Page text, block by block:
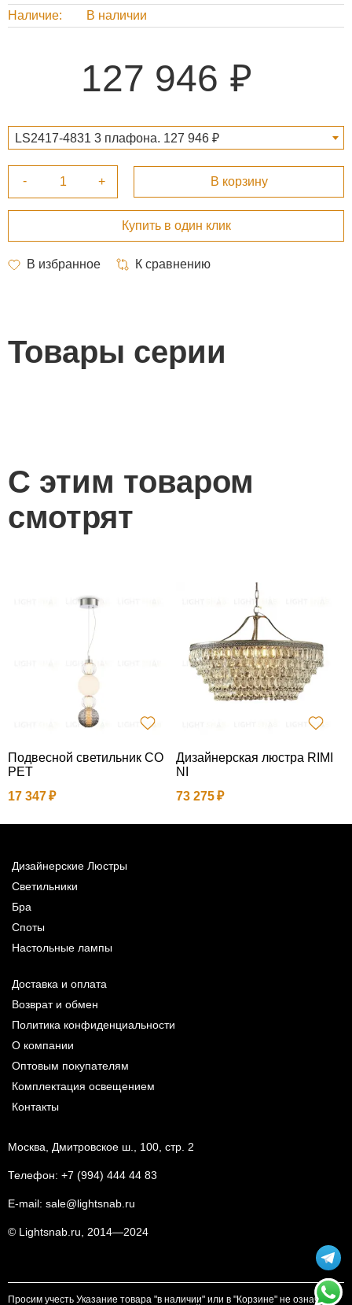
Наличие
В наличии
127 946
LS2417-4831 3 плафона. 127 946 ₽
Товары серии
С этим товаром
смотрят
Подвесной светильник CO
PET
17 347
Дизайнерская люстра RIMI
NI
73 275
Дизайнерские Люстры
Светильники
Бра
Споты
Настольные лампы
Доставка и оплата
Возврат и обмен
Политика конфиденциальности
О компании
Оптовым покупателям
Комплектация освещением
Контакты
Москва, Дмитровское ш., 100, стр. 2
Телефон: +7 (994) 444 44 83
E-mail: sale@lightsnab.ru
© Lightsnab.ru, 2014—2024
Просим учесть Указание товара "в наличии" или в "Корзине" не означает